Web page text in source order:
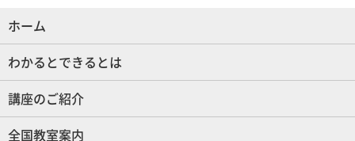
ホーム
わかるとできるとは
講座のご紹介
全国教室案内